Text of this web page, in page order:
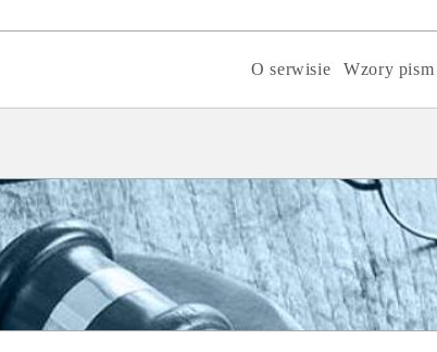
O serwisie Wzory pism